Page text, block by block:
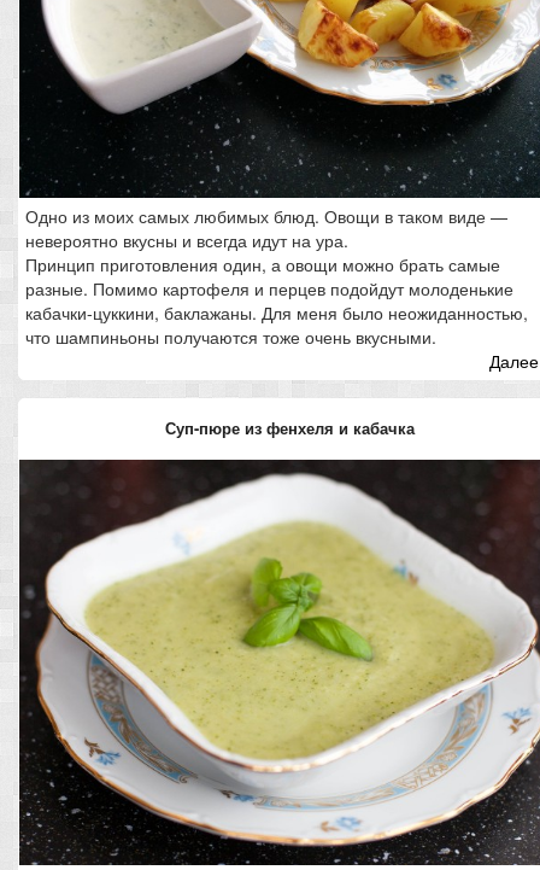
Одно из моих самых любимых блюд. Овощи в таком виде —
невероятно вкусны и всегда идут на ура.
Принцип приготовления один, а овощи можно брать самые
разные. Помимо картофеля и перцев подойдут молоденькие
кабачки-цуккини, баклажаны. Для меня было неожиданностью,
что шампиньоны получаются тоже очень вкусными.
Суп-пюре из фенхеля и кабачка